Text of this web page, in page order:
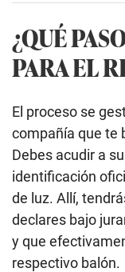
¿QUÉ
PARA EL
El proceso se
compañía que te
Debes acudir a
identificación
de luz. Allí,
declares bajo
y que
respectivo balón.